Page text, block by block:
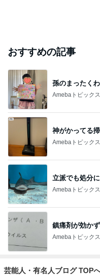
おすすめの記事
孫のまったく
Amebaトピックス
神がかってる
Amebaトピックス
立派でも処分
Amebaトピックス
鎮痛剤が効か
Amebaトピックス
芸能人・有名人ブログ TOP